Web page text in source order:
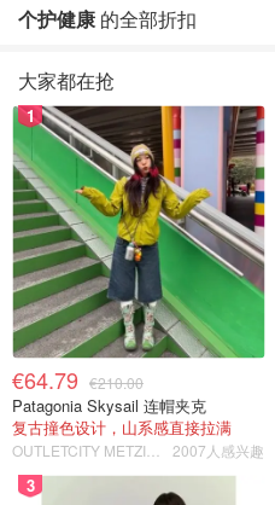
个护健康 的全部折扣
大家都在抢
1
€64.79 €210.00
Patagonia Skysail 连帽夹克
复古撞色设计，山系感直接拉满
2007人感兴趣
3